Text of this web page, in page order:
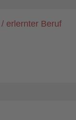
erlernter Beruf